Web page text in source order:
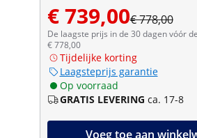
€ 739,00€ 778,00
De laagste prijs in de 30 dagen vóór
€ 778,00
Tijdelijke korting
Laagsteprijs garantie
Op voorraad
GRATIS LEVERING ca. 17-8
Voeg toe aan